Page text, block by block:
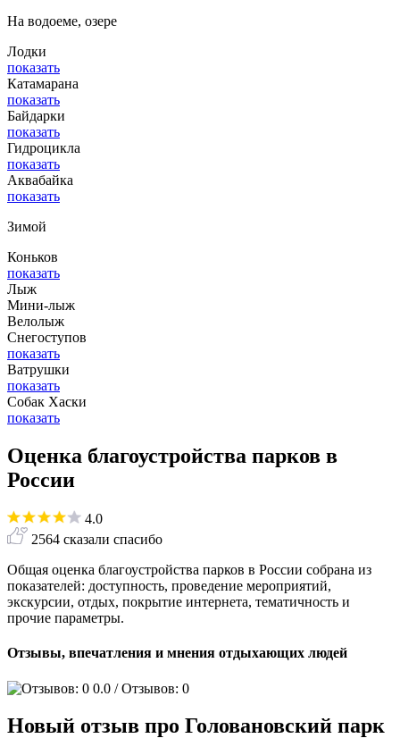
На водоеме, озере
Лодки
показать
Катамарана
показать
Байдарки
показать
Гидроцикла
показать
Аквабайка
показать
Зимой
Коньков
показать
Лыж
Мини-лыж
Велолыж
Снегоступов
показать
Ватрушки
показать
Собак Хаски
показать
Оценка благоустройства парков в
России
4.0
2564 сказали спасибо
Общая оценка благоустройства парков в России собрана из
показателей: доступность, проведение мероприятий,
экскурсии, отдых, покрытие интернета, тематичность и
прочие параметры.
Отзывы, впечатления и мнения отдыхающих людей
0.0 / Отзывов: 0
Новый отзыв про Головановский парк